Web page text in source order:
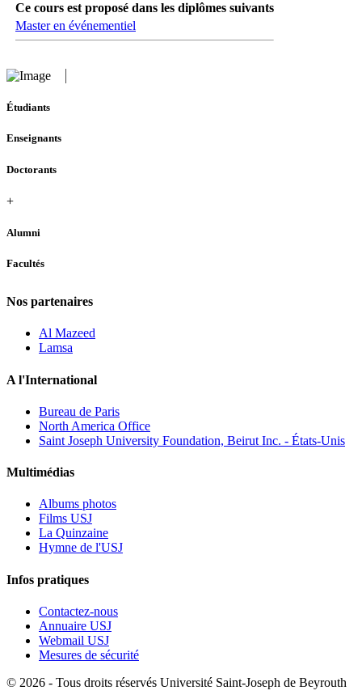
Ce cours est proposé dans les diplômes suivants
Master en événementiel
Étudiants
Enseignants
Doctorants
+
Alumni
Facultés
Nos partenaires
Al Mazeed
Lamsa
A l'International
Bureau de Paris
North America Office
Saint Joseph University Foundation, Beirut Inc. - États-Unis
Multimédias
Albums photos
Films USJ
La Quinzaine
Hymne de l'USJ
Infos pratiques
Contactez-nous
Annuaire USJ
Webmail USJ
Mesures de sécurité
© 2026 - Tous droits réservés Université Saint-Joseph de Beyrouth